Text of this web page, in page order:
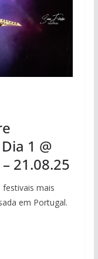
1 @
21.08.25
mais
em Portugal.